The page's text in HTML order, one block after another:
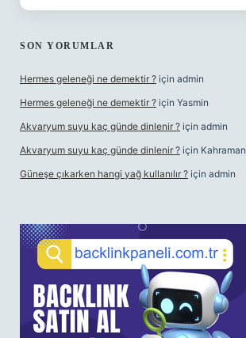
SON YORUMLAR
Hermes geleneği ne demektir ? için admin
Hermes geleneği ne demektir ? için Yasmin
Akvaryum suyu kaç günde dinlenir ? için admin
Akvaryum suyu kaç günde dinlenir ? için Kahraman
Güneşe çıkarken hangi yağ kullanılır ? için admin